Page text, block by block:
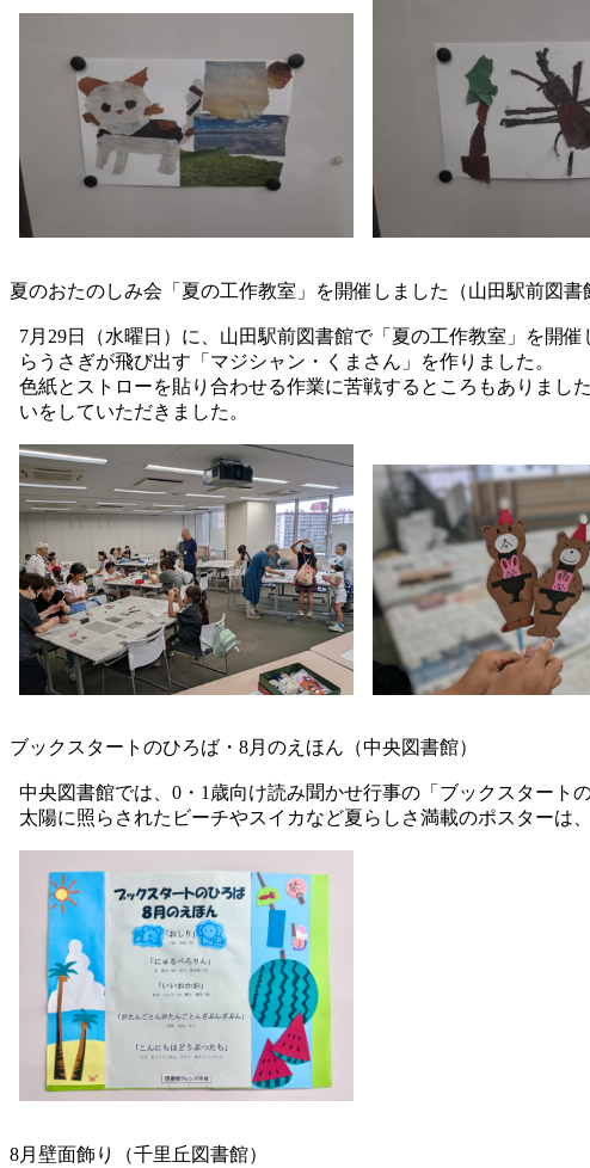
夏のおたのしみ会「夏の工作教室」を開催しました（山田駅前図書
7月29日（水曜日）に、山田駅前図書館で「夏の工作教室」を開
らうさぎが飛び出す「マジシャン・くまさん」を作りました。
色紙とストローを貼り合わせる作業に苦戦するところもありまし
いをしていただきました。
ブックスタートのひろば・8月のえほん（中央図書館）
中央図書館では、0・1歳向け読み聞かせ行事の「ブックスタート
太陽に照らされたビーチやスイカなど夏らしさ満載のポスターは
8月壁面飾り（千里丘図書館）